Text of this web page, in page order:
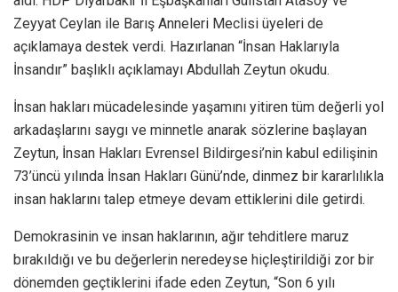
Zeyyat Ceylan ile Barış Anneleri Meclisi üyeleri de
açıklamaya destek verdi. Hazırlanan “İnsan Haklarıyla
İnsandır” başlıklı açıklamayı Abdullah Zeytun okudu.
İnsan hakları mücadelesinde yaşamını yitiren tüm değerli yol
arkadaşlarını saygı ve minnetle anarak sözlerine başlayan
Zeytun, İnsan Hakları Evrensel Bildirgesi’nin kabul edilişinin
73’üncü yılında İnsan Hakları Günü’nde, dinmez bir kararlılıkla
insan haklarını talep etmeye devam ettiklerini dile getirdi.
Demokrasinin ve insan haklarının, ağır tehditlere maruz
bırakıldığı ve bu değerlerin neredeyse hiçleştirildiği zor bir
dönemden geçtiklerini ifade eden Zeytun, “Son 6 yılı